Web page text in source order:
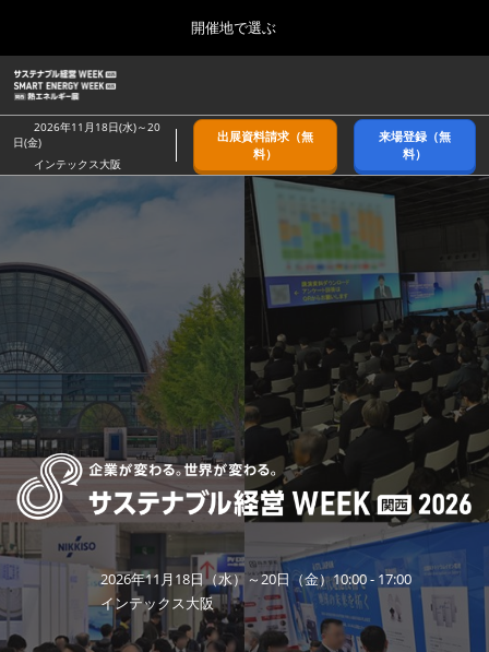
ッ
プ
し
て
進
む
to
close
the
menu.
開催地で選ぶ
幕張メッセ/Makuhari Messe, Japan
9月_秋展
2026年09月09日
幕張メッセ/Makuhari Messe, Japan
11月_関西展
2026年11月18日
インテックス大阪/INTEX Osaka
3月_春展
2027年03月24日
東京ビッグサイト/Tokyo Big Sight
ー
バ
ナ
シ
ョ
ン
を
り
た
む
2026年11月18日(水)～20
日(金)
インテックス大阪
出展資料請求（無
料）
来場登録（無
料）
2026年11月18日（水）～20日（金）10:00 - 17:00
インテックス大阪